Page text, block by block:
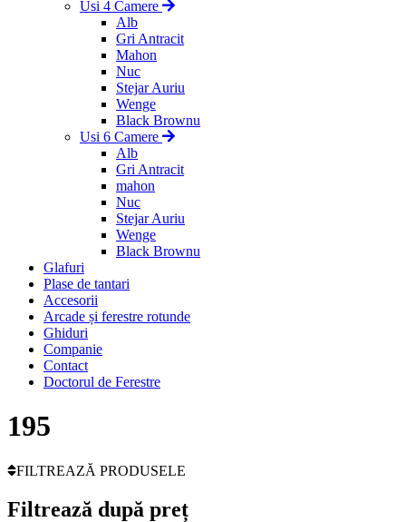
Usi 4 Camere
Alb
Gri Antracit
Mahon
Nuc
Stejar Auriu
Wenge
Black Brownu
Usi 6 Camere
Alb
Gri Antracit
mahon
Nuc
Stejar Auriu
Wenge
Black Brownu
Glafuri
Plase de tantari
Accesorii
Arcade și ferestre rotunde
Ghiduri
Companie
Contact
Doctorul de Ferestre
195
FILTREAZĂ PRODUSELE
Filtrează după preț